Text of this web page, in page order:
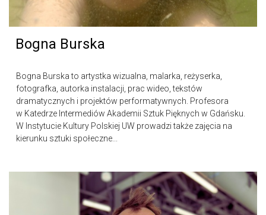
Bogna Burska
Bogna Burska to artystka wizualna, malarka, reżyserka,
fotografka, autorka instalacji, prac wideo, tekstów
dramatycznych i projektów performatywnych. Profesora
w Katedrze Intermediów Akademii Sztuk Pięknych w Gdańsku.
W Instytucie Kultury Polskiej UW prowadzi także zajęcia na
kierunku sztuki społeczne...